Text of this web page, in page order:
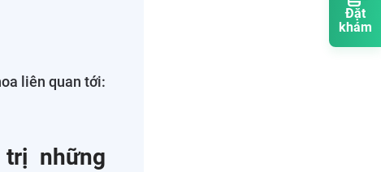
Đặt
khám
liên quan tới:
những